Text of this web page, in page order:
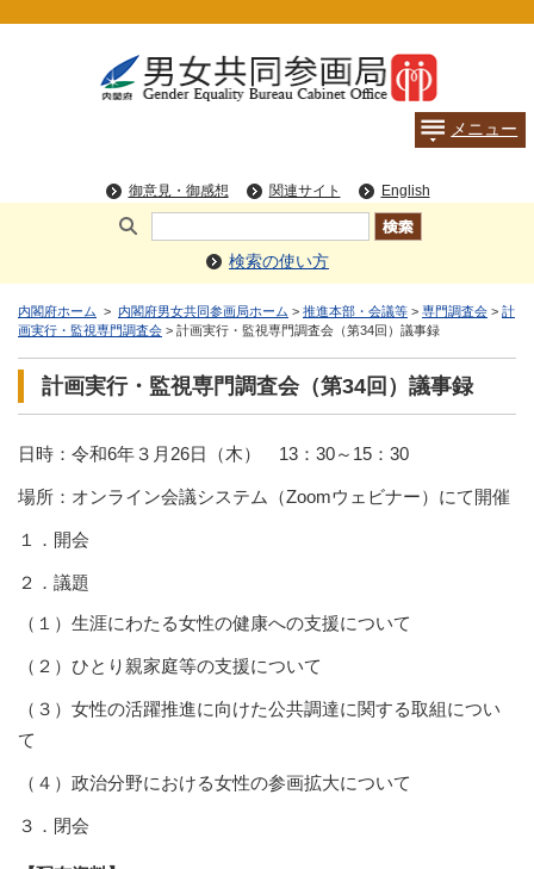
検索の使い方
内閣府ホーム > 内閣府男女共同参画局ホーム > 推進本部・会議等 > 専門調査会 > 計
画実行・監視専門調査会 > 計画実行・監視専門調査会（第34回）議事録
計画実行・監視専門調査会（第34回）議事録
日時：令和6年３月26日（木） 13：30～15：30
場所：オンライン会議システム（Zoomウェビナー）にて開催
１．開会
２．議題
（１）生涯にわたる女性の健康への支援について
（２）ひとり親家庭等の支援について
（３）女性の活躍推進に向けた公共調達に関する取組につい
て
（４）政治分野における女性の参画拡大について
３．閉会